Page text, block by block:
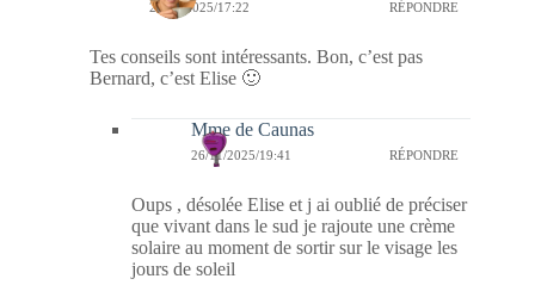
26/11/2025/17:22 RÉPONDRE
Tes conseils sont intéressants. Bon, c’est pas
Bernard, c’est Elise 🙂
Mme de Caunas
26/11/2025/19:41 RÉPONDRE
Oups , désolée Elise et j ai oublié de préciser
que vivant dans le sud je rajoute une crème
solaire au moment de sortir sur le visage les
jours de soleil